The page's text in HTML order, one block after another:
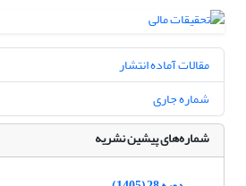
مقالات آماده انتشار
شماره جاری
شماره‌های پیشین نشریه